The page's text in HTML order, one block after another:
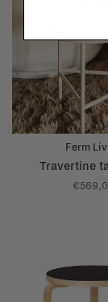
Ferm
Travertine